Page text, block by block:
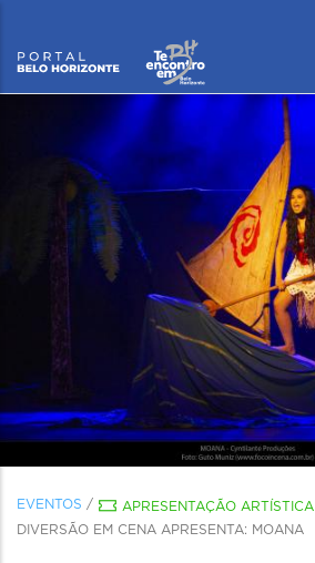
EVENTOS / APRESENTAÇÃO ARTÍSTICA
DIVERSÃO EM CENA APRESENTA: MOANA